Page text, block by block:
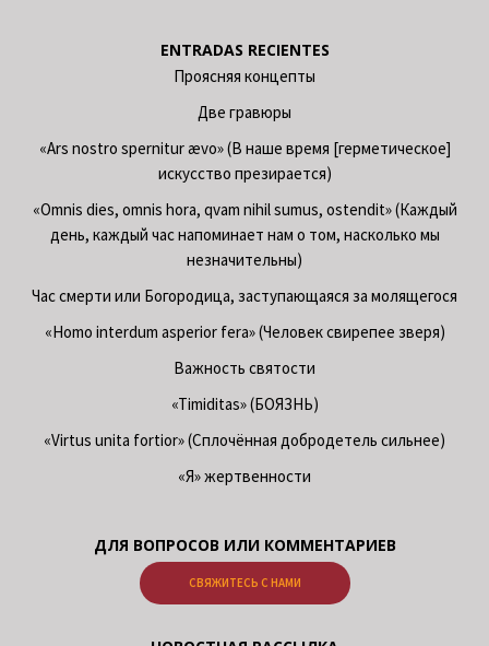
ENTRADAS RECIENTES
Проясняя концепты
Две гравюры
«Ars nostro spernitur ævo» (В наше время [герметическое]
искусство презирается)
«Omnis dies, omnis hora, qvam nihil sumus, ostendit» (Каждый
день, каждый час напоминает нам о том, насколько мы
незначительны)
Час смерти или Богородица, заступающаяся за молящегося
«Homo interdum asperior fera» (Человек свирепее зверя)
Важность святости
«Timiditas» (БОЯЗНЬ)
«Virtus unita fortior» (Сплочённая добродетель сильнее)
«Я» жертвенности
ДЛЯ ВОПРОСОВ ИЛИ КОММЕНТАРИЕВ
СВЯЖИТЕСЬ С НАМИ